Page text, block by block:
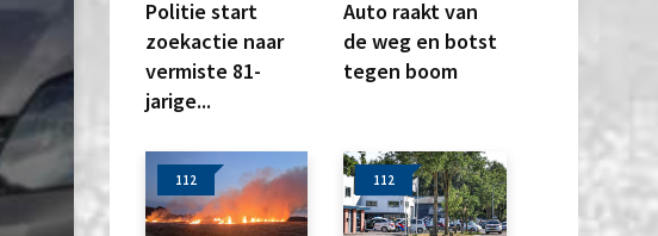
Politie start
zoekactie naar
vermiste 81-
jarige...
Auto raakt van
de weg en botst
tegen boom
112 112